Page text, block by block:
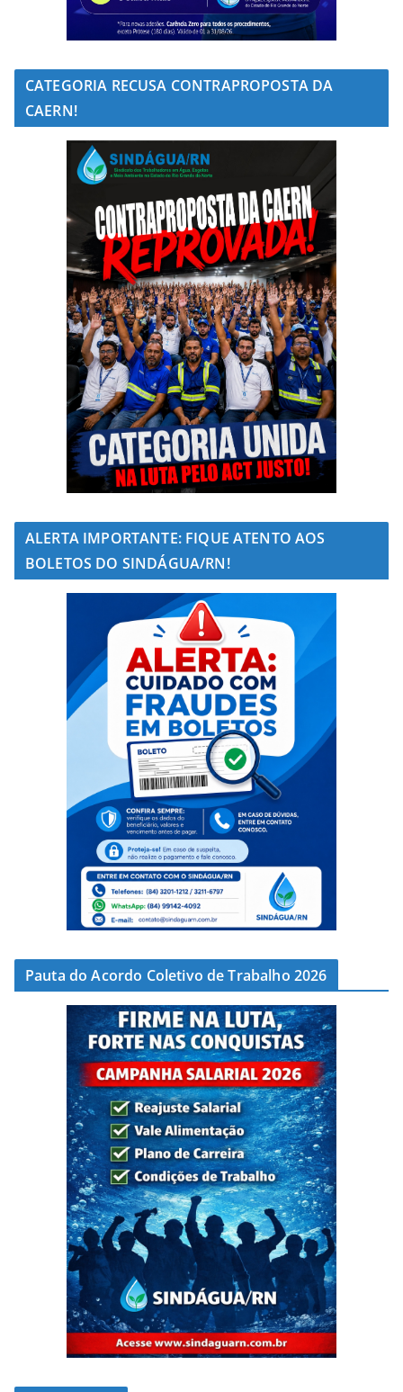
CATEGORIA RECUSA CONTRAPROPOSTA DA
CAERN!
ALERTA IMPORTANTE: FIQUE ATENTO AOS
BOLETOS DO SINDÁGUA/RN!
Pauta do Acordo Coletivo de Trabalho 2026